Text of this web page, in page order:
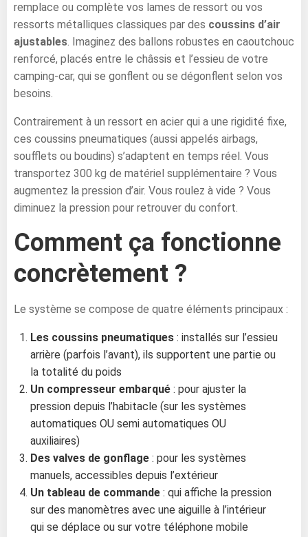
remplace ou complète vos lames de ressort ou vos
ressorts métalliques classiques par des coussins d’air
ajustables. Imaginez des ballons robustes en caoutchouc
renforcé, placés entre le châssis et l’essieu de votre
camping-car, qui se gonflent ou se dégonflent selon vos
besoins.
Contrairement à un ressort en acier qui a une rigidité fixe,
ces coussins pneumatiques (aussi appelés airbags,
soufflets ou boudins) s’adaptent en temps réel. Vous
transportez 300 kg de matériel supplémentaire ? Vous
augmentez la pression d’air. Vous roulez à vide ? Vous
diminuez la pression pour retrouver du confort.
Comment ça fonctionne
concrètement ?
Le système se compose de quatre éléments principaux :
Les coussins pneumatiques : installés sur l’essieu
arrière (parfois l’avant), ils supportent une partie ou
la totalité du poids
Un compresseur embarqué : pour ajuster la
pression depuis l’habitacle (sur les systèmes
automatiques OU semi automatiques OU
auxiliaires)
Des valves de gonflage : pour les systèmes
manuels, accessibles depuis l’extérieur
Un tableau de commande : qui affiche la pression
sur des manomètres avec une aiguille à l’intérieur
qui se déplace ou sur votre téléphone mobile